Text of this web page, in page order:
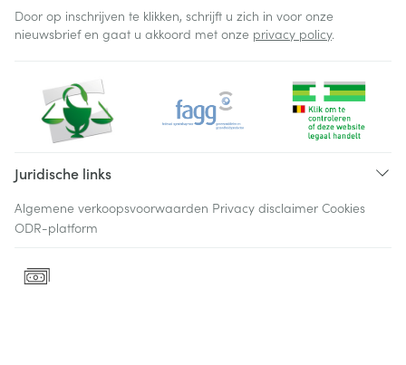
Door op inschrijven te klikken, schrijft u zich in voor onze
nieuwsbrief en gaat u akkoord met onze privacy policy.
Juridische links
Algemene verkoopsvoorwaarden Privacy disclaimer Cookies
ODR-platform